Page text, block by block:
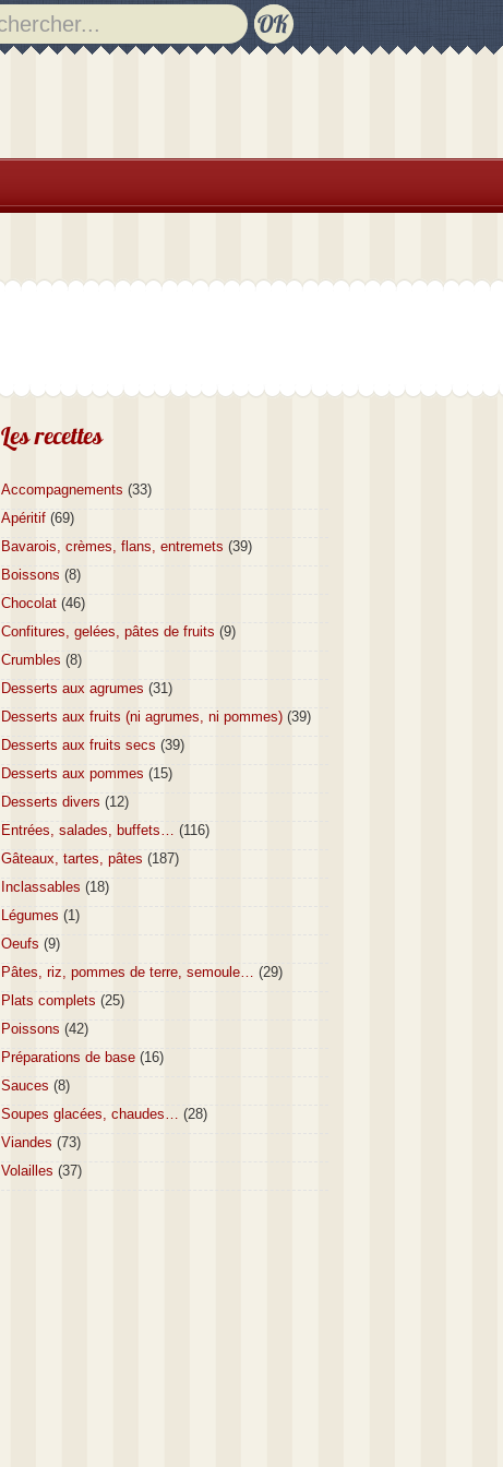
Les recettes
Accompagnements (33)
Apéritif (69)
Bavarois, crèmes, flans, entremets (39)
Boissons (8)
Chocolat (46)
Confitures, gelées, pâtes de fruits (9)
Crumbles (8)
Desserts aux agrumes (31)
Desserts aux fruits (ni agrumes, ni pommes) (39)
Desserts aux fruits secs (39)
Desserts aux pommes (15)
Desserts divers (12)
Entrées, salades, buffets… (116)
Gâteaux, tartes, pâtes (187)
Inclassables (18)
Légumes (1)
Oeufs (9)
Pâtes, riz, pommes de terre, semoule… (29)
Plats complets (25)
Poissons (42)
Préparations de base (16)
Sauces (8)
Soupes glacées, chaudes… (28)
Viandes (73)
Volailles (37)